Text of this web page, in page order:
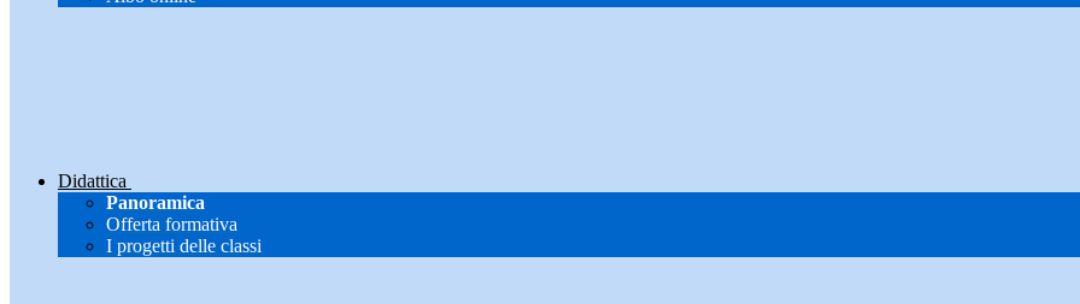
Didattica
Panoramica
Offerta formativa
I progetti delle classi